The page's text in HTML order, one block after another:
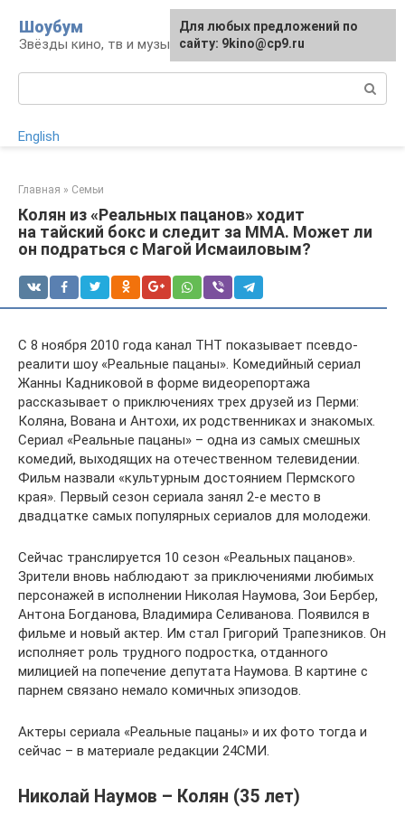
контенту
Шоубум
Звёзды кино, тв и музыки
English
Главная » Семьи
Колян из «Реальных пацанов» ходит
на тайский бокс и следит за ММА. Может ли
он подраться с Магой Исмаиловым?
С 8 ноября 2010 года канал ТНТ показывает псевдо-
реалити шоу «Реальные пацаны». Комедийный сериал
Жанны Кадниковой в форме видеорепортажа
рассказывает о приключениях трех друзей из Перми:
Коляна, Вована и Антохи, их родственниках и знакомых.
Сериал «Реальные пацаны» – одна из самых смешных
комедий, выходящих на отечественном телевидении.
Фильм назвали «культурным достоянием Пермского
края». Первый сезон сериала занял 2-е место в
двадцатке самых популярных сериалов для молодежи.
Сейчас транслируется 10 сезон «Реальных пацанов».
Зрители вновь наблюдают за приключениями любимых
персонажей в исполнении Николая Наумова, Зои Бербер,
Антона Богданова, Владимира Селиванова. Появился в
фильме и новый актер. Им стал Григорий Трапезников. Он
исполняет роль трудного подростка, отданного
милицией на попечение депутата Наумова. В картине с
парнем связано немало комичных эпизодов.
Актеры сериала «Реальные пацаны» и их фото тогда и
сейчас – в материале редакции 24СМИ.
Николай Наумов – Колян (35 лет)
Для любых предложений по
сайту: 9kino@cp9.ru